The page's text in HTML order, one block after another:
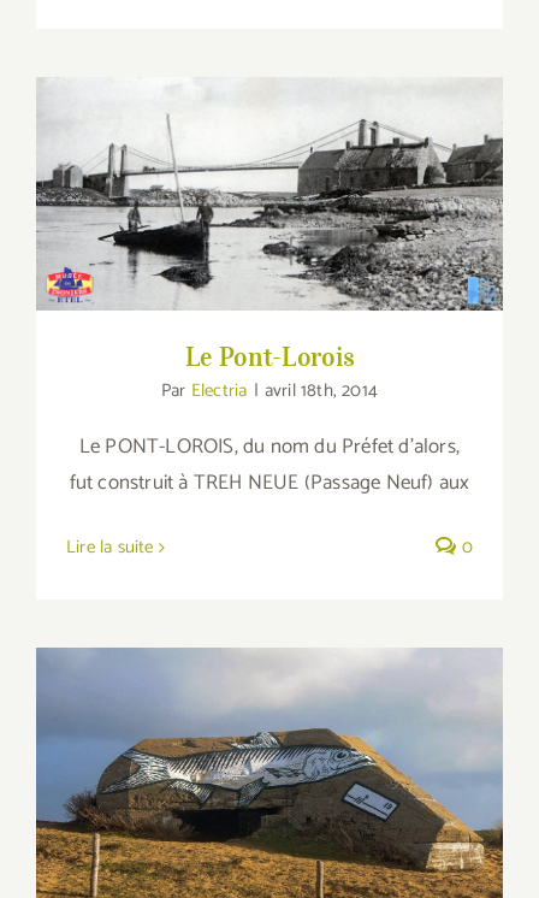
Le Pont-Lorois
Le Pont-Lorois
Par Electria | avril 18th, 2014
Le PONT-LOROIS, du nom du Préfet d’alors,
fut construit à TREH NEUE (Passage Neuf) aux
Lire la suite 0
Le chinchard d’Erdeven